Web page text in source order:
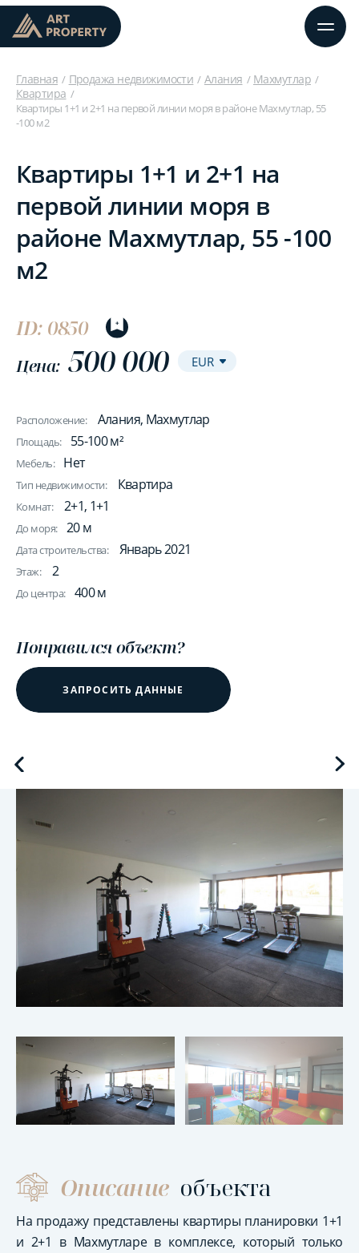
Главная Продажа недвижимости Алания
Махмутлар
Квартира
Квартиры 1+1 и 2+1 на первой линии моря в районе Махмутлар, 55
-100 м2
Квартиры 1+1 и 2+1 на
первой линии моря в
районе Махмутлар, 55 -100
м2
ID: 0850
Цена: 500 000
Расположение: Алания, Махмутлар
Площадь: 55-100 м²
Мебель: Нет
Тип недвижимости: Квартира
Комнат: 2+1, 1+1
До моря: 20 м
Дата строительства: Январь 2021
Этаж: 2
До центра: 400 м
Понравился объект?
ЗАПРОСИТЬ ДАННЫЕ
Описание объекта
На продажу представлены квартиры планировки 1+1
и 2+1 в Махмутларе в комплексе, который только